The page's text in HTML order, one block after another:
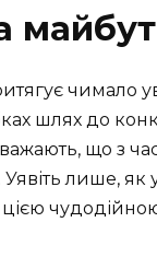
чимало
шлях до
що з
лише,